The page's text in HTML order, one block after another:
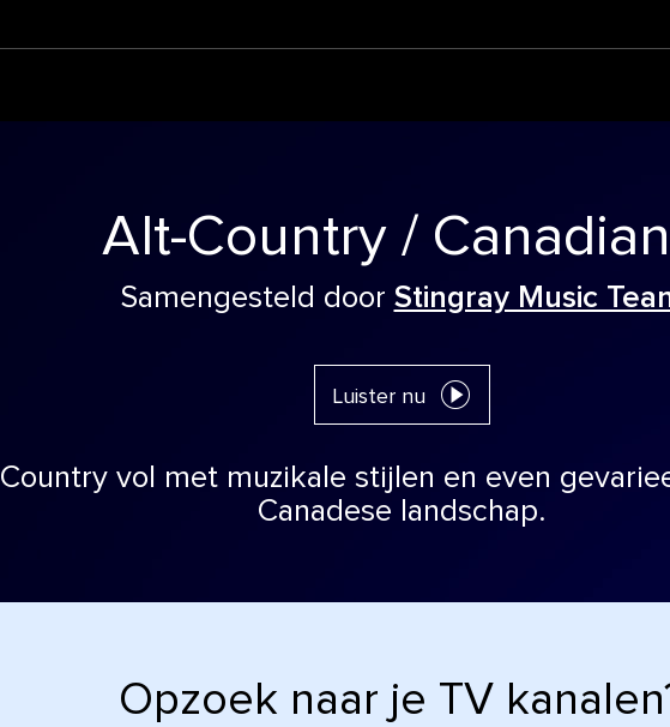
Alt-Country /
Samengesteld door Stingray Music
Luister nu
Country vol met muzikale stijlen en even
Canadese landschap.
Opzoek naar je TV